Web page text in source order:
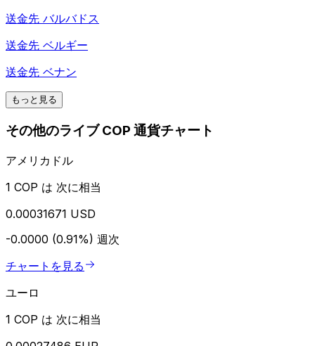
送金先 バルバドス
送金先 ベルギー
送金先 ベナン
もっと見る
その他のライブ COP 通貨チャート
アメリカドル
1 COP は 次に相当
0.00031671 USD
-0.0000 (0.91%) 週次
チャートを見る
ユーロ
1 COP は 次に相当